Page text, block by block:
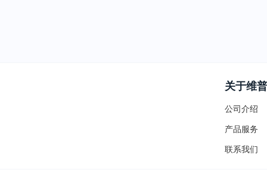
关于维普
公司介绍
产品服务
联系我们